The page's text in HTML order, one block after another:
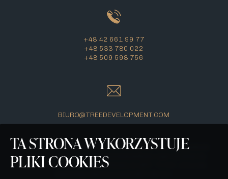
+48 42 661 99 77
+48 533 780 022
+48 509 598 756
BIURO@TREEDEVELOPMENT.COM
Wszelkie prezentowane na stronie materiały mają jedynie
charakter poglądowy i stanowią jedynie zaproszenie do
zawarcia umowy, o której mowa w ART. 71 K.C. oraz nie
TA STRONA WYKORZYSTUJE
PLIKI COOKIES